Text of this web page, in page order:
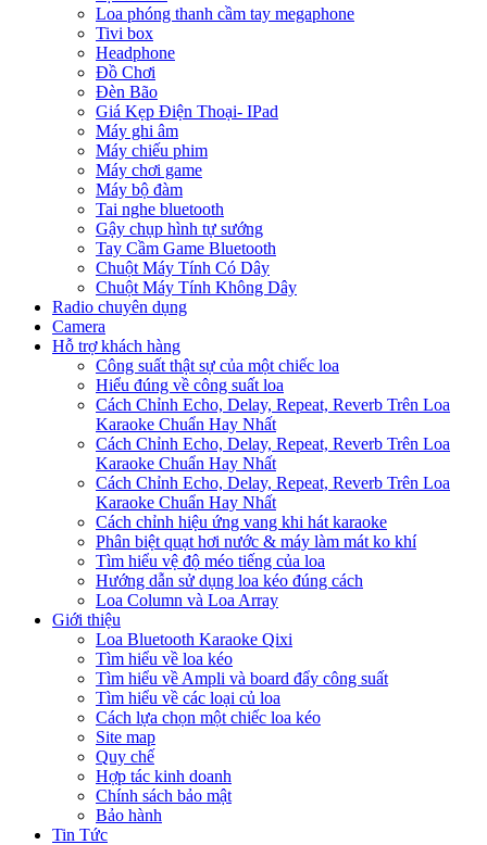
Loa phóng thanh cầm tay megaphone
Tivi box
Headphone
Đồ Chơi
Đèn Bão
Giá Kẹp Điện Thoại- IPad
Máy ghi âm
Máy chiếu phim
Máy chơi game
Máy bộ đàm
Tai nghe bluetooth
Gậy chụp hình tự sướng
Tay Cầm Game Bluetooth
Chuột Máy Tính Có Dây
Chuột Máy Tính Không Dây
Radio chuyên dụng
Camera
Hỗ trợ khách hàng
Công suất thật sự của một chiếc loa
Hiểu đúng về công suất loa
Cách Chỉnh Echo, Delay, Repeat, Reverb Trên Loa
Karaoke Chuẩn Hay Nhất
Cách Chỉnh Echo, Delay, Repeat, Reverb Trên Loa
Karaoke Chuẩn Hay Nhất
Cách Chỉnh Echo, Delay, Repeat, Reverb Trên Loa
Karaoke Chuẩn Hay Nhất
Cách chỉnh hiệu ứng vang khi hát karaoke
Phân biệt quạt hơi nước & máy làm mát ko khí
Tìm hiểu vệ độ méo tiếng của loa
Hướng dẫn sử dụng loa kéo đúng cách
Loa Column và Loa Array
Giới thiệu
Loa Bluetooth Karaoke Qixi
Tìm hiểu về loa kéo
Tìm hiểu về Ampli và board đẩy công suất
Tìm hiểu về các loại củ loa
Cách lựa chọn một chiếc loa kéo
Site map
Quy chế
Hợp tác kinh doanh
Chính sách bảo mật
Bảo hành
Tin Tức